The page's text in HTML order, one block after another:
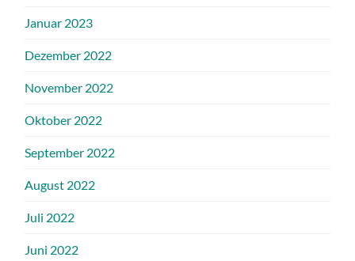
Januar 2023
Dezember 2022
November 2022
Oktober 2022
September 2022
August 2022
Juli 2022
Juni 2022